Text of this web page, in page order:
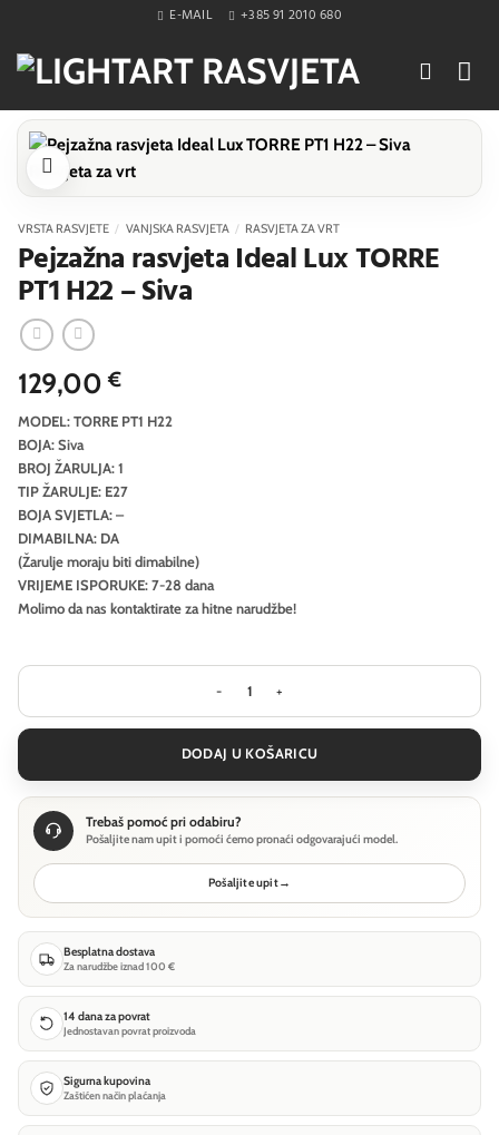
content
E-MAIL +385 91 2010 680
VRSTA RASVJETE / VANJSKA RASVJETA / RASVJETA ZA VRT
Pejzažna rasvjeta Ideal Lux TORRE
PT1 H22 – Siva
129,00€
MODEL: TORRE PT1 H22
BOJA: Siva
BROJ ŽARULJA: 1
TIP ŽARULJE: E27
BOJA SVJETLA: –
DIMABILNA: DA
(Žarulje moraju biti dimabilne)
VRIJEME ISPORUKE: 7-28 dana
Molimo da nas kontaktirate za hitne narudžbe!
Pejzažna rasvjeta Ideal Lux TORRE
DODAJ U KOŠARICU
Trebaš pomoć pri odabiru?
Pošaljite nam upit i pomoći ćemo pronaći odgovarajući model.
Pošaljite upit→
Besplatna dostava
Za narudžbe iznad 100 €
14 dana za povrat
Jednostavan povrat proizvoda
Sigurna kupovina
Zaštićen način plaćanja